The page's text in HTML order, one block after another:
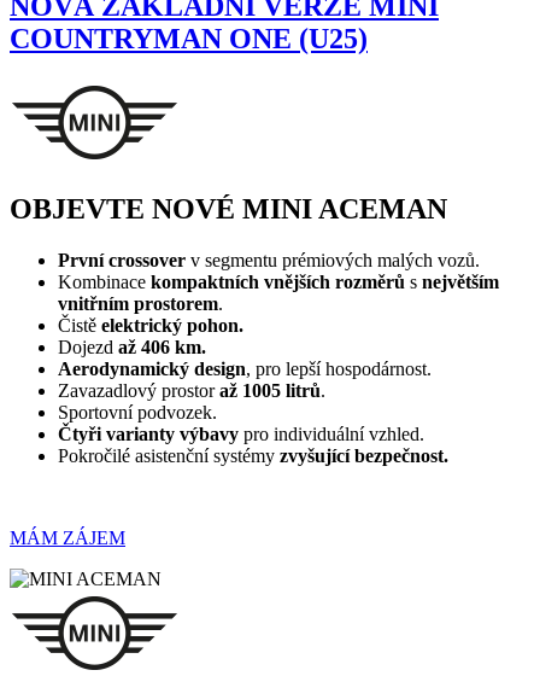
COUNTRYMAN ONE (U25)
OBJEVTE NOVÉ MINI ACEMAN
První crossover v segmentu prémiových malých vozů.
Kombinace kompaktních vnějších rozměrů s největším
vnitřním prostorem.
Čistě elektrický pohon.
Dojezd až 406 km.
Aerodynamický design, pro lepší hospodárnost.
Zavazadlový prostoraž 1005 litrů.
Sportovní podvozek.
Čtyři varianty výbavy pro individuální vzhled.
Pokročilé asistenční systémy zvyšující bezpečnost.
MÁM ZÁJEM